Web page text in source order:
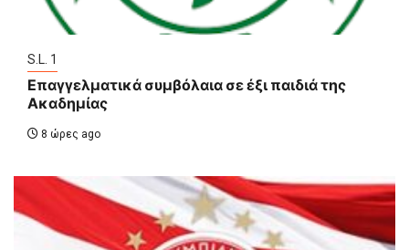
S.L. 1
Επαγγελματικά συμβόλαια σε έξι παιδιά της
Ακαδημίας
8 ώρες ago